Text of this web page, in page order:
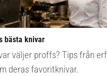
bästa knivar
väljer proffs? Tips från
deras favoritknivar.